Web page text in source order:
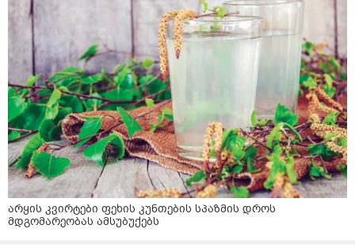
არყის კვირტები ფეხის კუნთების სპაზმის დროს
მდგომარეობას ამსუბუქებს